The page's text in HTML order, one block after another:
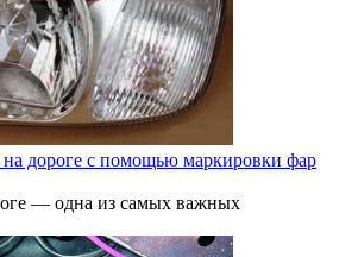
дороге с помощью маркировки фар
— одна из самых важных